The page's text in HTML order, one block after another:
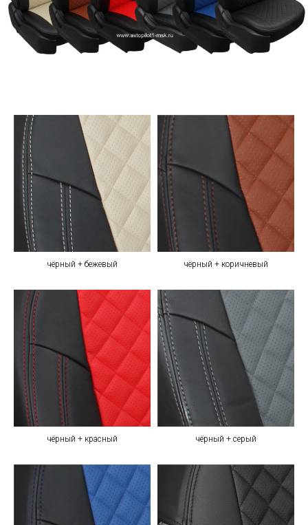
чёрный + бежевый чёрный + коричневый
чёрный + красный чёрный + серый